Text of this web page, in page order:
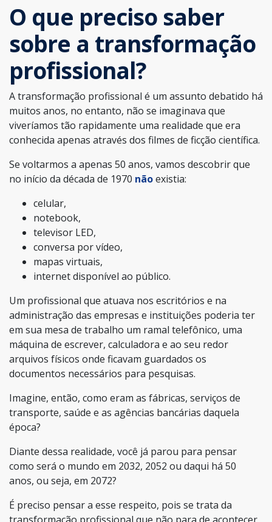
O que preciso saber
sobre a transformação
profissional?
A transformação profissional é um assunto debatido há
muitos anos, no entanto, não se imaginava que
viveríamos tão rapidamente uma realidade que era
conhecida apenas através dos filmes de ficção científica.
Se voltarmos a apenas 50 anos, vamos descobrir que
no início da década de 1970 nãoexistia:
celular,
notebook,
televisor LED,
conversa por vídeo,
mapas virtuais,
internet disponível ao público.
Um profissional que atuava nos escritórios e na
administração das empresas e instituições poderia ter
em sua mesa de trabalho um ramal telefônico, uma
máquina de escrever, calculadora e ao seu redor
arquivos físicos onde ficavam guardados os
documentos necessários para pesquisas.
Imagine, então, como eram as fábricas, serviços de
transporte, saúde e as agências bancárias daquela
época?
Diante dessa realidade, você já parou para pensar
como será o mundo em 2032, 2052 ou daqui há 50
anos, ou seja, em 2072?
É preciso pensar a esse respeito, pois se trata da